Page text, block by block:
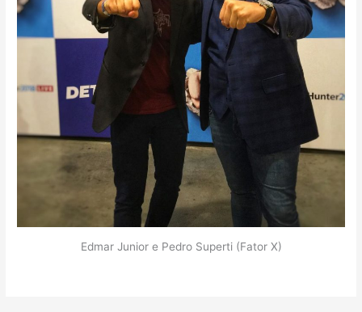
Edmar Junior e Pedro Superti (Fator X)